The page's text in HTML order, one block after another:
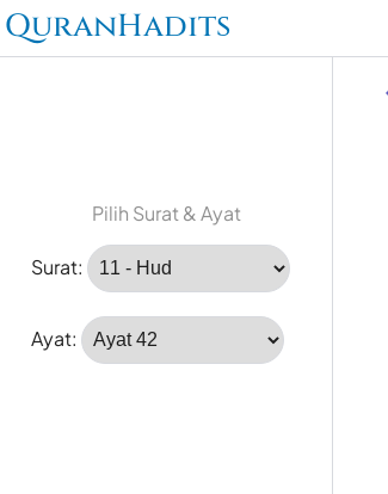
QuranHadits
Pilih Surat & Ayat
Surat:
Ayat: